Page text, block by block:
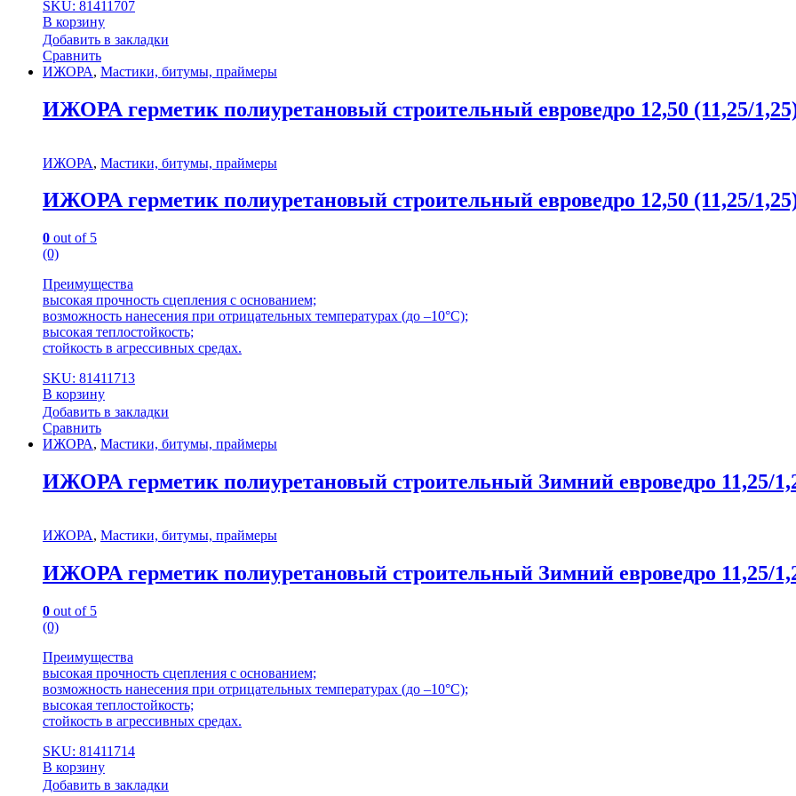
SKU: 81411707
В корзину
Добавить в закладки
Сравнить
ИЖОРА, Мастики, битумы, праймеры
ИЖОРА герметик полиуретановый строительный евроведро 12,50 (11,25/
ИЖОРА, Мастики, битумы, праймеры
ИЖОРА герметик полиуретановый строительный евроведро 12,50 (11,25/
0 out of 5
(0)
Преимущества
высокая прочность сцепления с основанием;
возможность нанесения при отрицательных температурах (до –10°С);
высокая теплостойкость;
стойкость в агрессивных средах.
SKU: 81411713
В корзину
Добавить в закладки
Сравнить
ИЖОРА, Мастики, битумы, праймеры
ИЖОРА герметик полиуретановый строительный Зимний евроведро 11,25/
ИЖОРА, Мастики, битумы, праймеры
ИЖОРА герметик полиуретановый строительный Зимний евроведро 11,25/
0 out of 5
(0)
Преимущества
высокая прочность сцепления с основанием;
возможность нанесения при отрицательных температурах (до –10°С);
высокая теплостойкость;
стойкость в агрессивных средах.
SKU: 81411714
В корзину
Добавить в закладки